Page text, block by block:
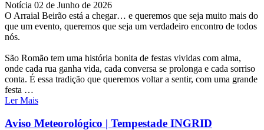
Notícia 02 de Junho de 2026
O Arraial Beirão está a chegar… e queremos que seja muito mais do
que um evento, queremos que seja um verdadeiro encontro de todos
nós.
São Romão tem uma história bonita de festas vividas com alma,
onde cada rua ganha vida, cada conversa se prolonga e cada sorriso
conta. É essa tradição que queremos voltar a sentir, com uma grande
festa …
Ler Mais
Aviso Meteorológico | Tempestade INGRID